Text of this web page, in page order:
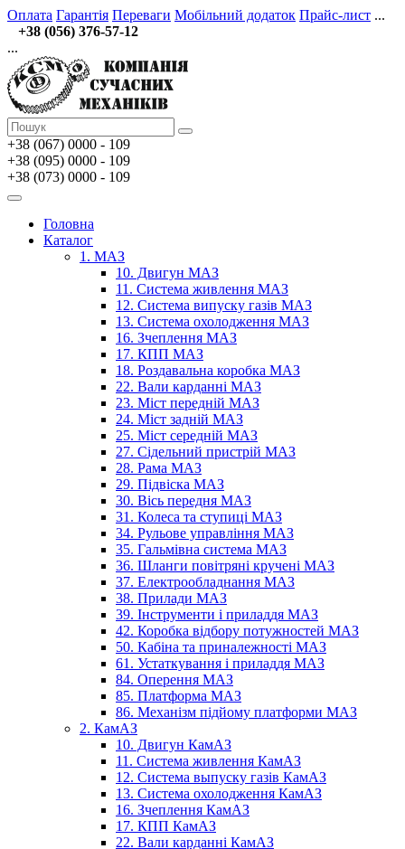
Оплата Гарантія Переваги Мобільний додаток Прайс-лист ...
+38 (056) 376-57-12
...
+38 (067) 0000 - 109
+38 (095) 0000 - 109
+38 (073) 0000 - 109
Головна
Каталог
1. МАЗ
10. Двигун МАЗ
11. Система живлення МАЗ
12. Система випуску газів МАЗ
13. Система охолодження МАЗ
16. Зчеплення МАЗ
17. КПП МАЗ
18. Роздавальна коробка МАЗ
22. Вали карданні МАЗ
23. Міст передній МАЗ
24. Міст задній МАЗ
25. Міст середній МАЗ
27. Сідельний пристрій МАЗ
28. Рама МАЗ
29. Підвіска МАЗ
30. Вісь передня МАЗ
31. Колеса та ступиці МАЗ
34. Рульове управління МАЗ
35. Гальмівна система МАЗ
36. Шланги повітряні кручені МАЗ
37. Електрообладнання МАЗ
38. Прилади МАЗ
39. Інструменти і приладдя МАЗ
42. Коробка відбору потужностей МАЗ
50. Кабіна та приналежності МАЗ
61. Устаткування і приладдя МАЗ
84. Оперення МАЗ
85. Платформа МАЗ
86. Механізм підйому платформи МАЗ
2. КамАЗ
10. Двигун КамАЗ
11. Система живлення КамАЗ
12. Система выпуску газів КамАЗ
13. Система охолодження КамАЗ
16. Зчеплення КамАЗ
17. КПП КамАЗ
22. Вали карданні КамАЗ